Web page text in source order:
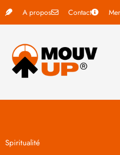
A propos Contact
Spiritualité